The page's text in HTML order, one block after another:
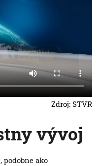
Zdroj: STVR
vývoj
ako